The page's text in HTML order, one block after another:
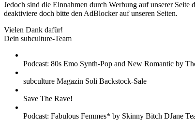
Jedoch sind die Einnahmen durch Werbung auf unserer
deaktiviere doch bitte den AdBlocker auf unseren Seiten.
Vielen Dank dafür!
Dein subculture-Team
Podcast: 80s Emo Synth-Pop and New Romantic by
subculture Magazin Soli Backstock-Sale
Save The Rave!
Podcast: Fabulous Femmes* by Skinny Bitch DJane